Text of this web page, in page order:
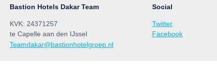
Bastion Hotels Dakar Team
KVK: 24371257
te Capelle aan den IJssel
Teamdakar@bastionhotelgroep.nl
Social
Twitter
Facebook